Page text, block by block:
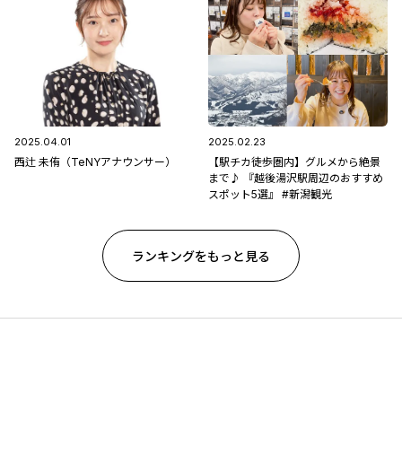
2025.04.01
西辻 未侑（TeNYアナウンサー）
2025.02.23
【駅チカ徒歩圏内】グルメから絶景
まで♪ 『越後湯沢駅周辺のおすすめ
スポット5選』 #新潟観光
ランキングをもっと見る